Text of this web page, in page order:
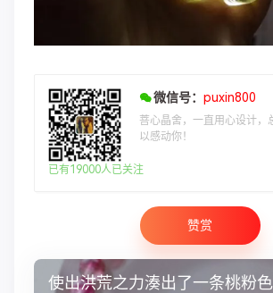
微信号： puxin800
菩心晶舍，一直用心设计，
以感动你！
已有19000人已关注
赞赏
使出洪荒之力湊出了一条桃粉